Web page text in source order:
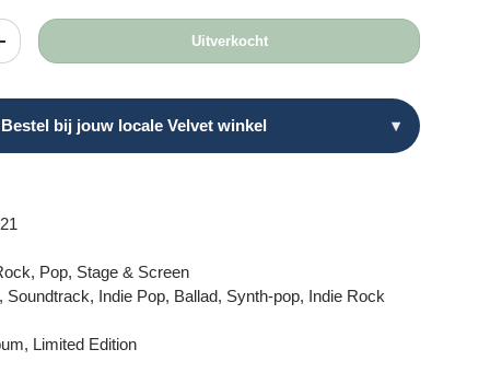
de hoeveelheid Uitverkocht
Bestel bij jouw locale Velvet winkel ▾
Pop, Stage & Screen
Soundtrack, Indie Pop, Ballad, Synth-pop, Indie Rock
Limited Edition